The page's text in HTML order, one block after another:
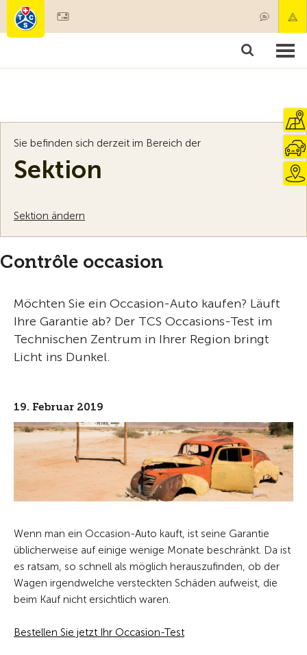
Mitgliedschaft & Leistungen
Sie befinden sich derzeit im Bereich der
Sektion
Sektion ändern
Contrôle occasion
Möchten Sie ein Occasion-Auto kaufen? Läuft
Ihre Garantie ab? Der TCS Occasions-Test im
Technischen Zentrum in Ihrer Region bringt
Licht ins Dunkel.
19. Februar 2019
Wenn man ein Occasion-Auto kauft, ist seine Garantie
üblicherweise auf einige wenige Monate beschränkt. Da ist
es ratsam, so schnell als möglich herauszufinden, ob der
Wagen irgendwelche versteckten Schäden aufweist, die
beim Kauf nicht ersichtlich waren.
Bestellen Sie jetzt Ihr Occasion-Test